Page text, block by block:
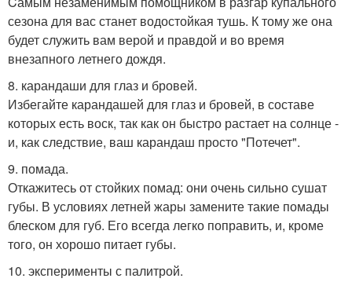
сезона для вас станет водостойкая тушь. К тому же она
будет служить вам верой и правдой и во время
внезапного летнего дождя.
8. карандаши для глаз и бровей.
Избегайте карандашей для глаз и бровей, в составе
которых есть воск, так как он быстро растает на солнце -
и, как следствие, ваш карандаш просто "Потечет".
9. помада.
Откажитесь от стойких помад: они очень сильно сушат
губы. В условиях летней жары замените такие помады
блеском для губ. Его всегда легко поправить, и, кроме
того, он хорошо питает губы.
10. эксперименты с палитрой.